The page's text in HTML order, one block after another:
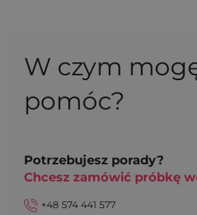
W czym
pomóc?
Potrzebujesz porady?
Chcesz zamówić próbkę
+48 574 441 577